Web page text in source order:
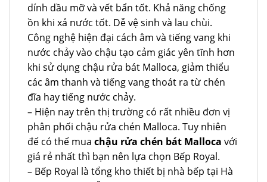
dính dầu mỡ và vết bẩn tốt. Khả năng chống
ồn khi xả nước tốt. Dễ vệ sinh và lau chùi.
Công nghệ hiện đại cách âm và tiếng vang khi
nước chảy vào chậu tạo cảm giác yên tĩnh hơn
khi sử dụng chậu rửa bát Malloca, giảm thiểu
các âm thanh và tiếng vang thoát ra từ chén
đĩa hay tiếng nước chảy.
– Hiện nay trên thị trường có rất nhiều đơn vị
phân phối chậu rửa chén Malloca. Tuy nhiên
để có thể mua chậu rửa chén bát Malloca với
giá rẻ nhất thì bạn nên lựa chọn Bếp Royal.
– Bếp Royal là tổng kho thiết bị nhà bếp tại Hà